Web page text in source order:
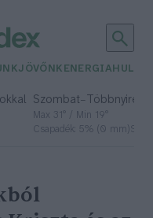
JÖVŐNK ENERGIA
Szombat– Többnyire
Max 31° / Min 19°
Csapadék: 5% (0 mm)